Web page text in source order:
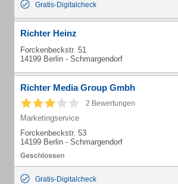
Gratis-Digitalcheck
Richter Heinz
Forckenbeckstr. 51
14199 Berlin - Schmargendorf
Richter Media Group Gmbh
2 Bewertungen
Marketingservice
Forckenbeckstr. 53
14199 Berlin - Schmargendorf
Gratis-Digitalcheck